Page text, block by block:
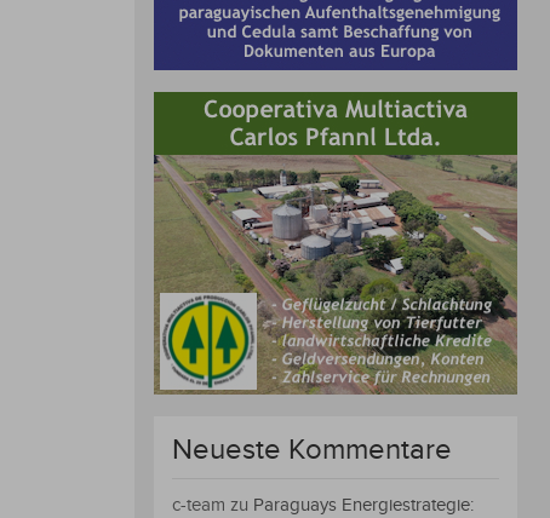
Neueste Kommentare
c-team zu Paraguays Energiestrategie: